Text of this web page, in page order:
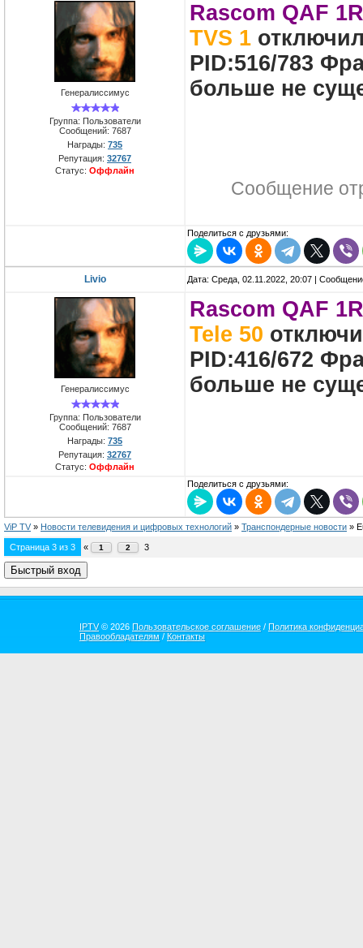
Генералиссимус
Группа: Пользователи
Сообщений: 7687
Награды: 735
Репутация: 32767
Статус: Оффлайн
Rascom QAF
TVS 1
PID:516/783
больше не
Сообщение
Поделиться с друзьями:
Livio Дата: Среда, 02.11.2022, 20:07 |
Генералиссимус
Группа: Пользователи
Сообщений: 7687
Награды: 735
Репутация: 32767
Статус: Оффлайн
Rascom QAF
Tele 50
PID:416/672
больше не
Поделиться с друзьями:
ViP TV » Новости телевидения и цифровых технологий » Транспондерные новости »
Страница 3 из 3 « 1 2 3
IPTV© 2026 Пользовательское соглашение / Политика
Правообладателям / Контакты